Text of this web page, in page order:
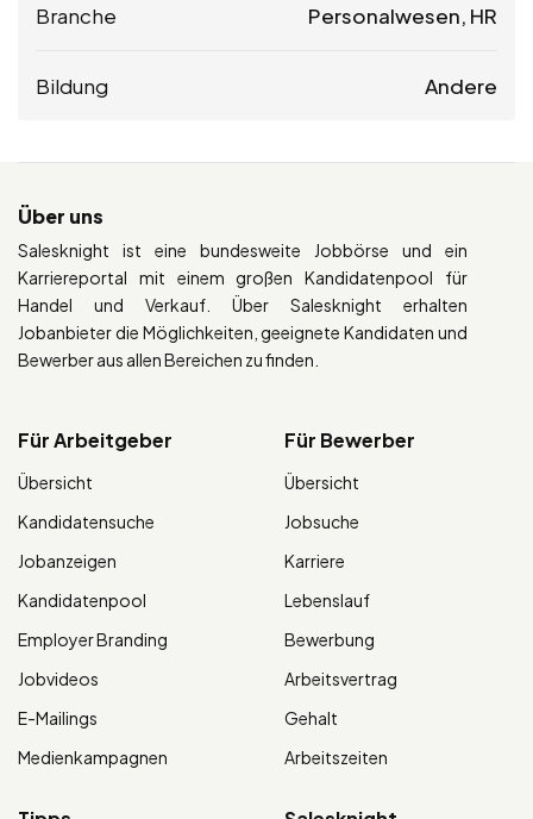
Branche Personalwesen, HR
Bildung Andere
Über uns
Salesknight ist eine bundesweite Jobbörse und ein
Karriereportal mit einem großen Kandidatenpool für
Handel und Verkauf. Über Salesknight erhalten
Jobanbieter die Möglichkeiten, geeignete Kandidaten und
Bewerber aus allen Bereichen zu finden.
Für Arbeitgeber
Übersicht
Kandidatensuche
Jobanzeigen
Kandidatenpool
Employer Branding
Jobvideos
E-Mailings
Medienkampagnen
Für Bewerber
Übersicht
Jobsuche
Karriere
Lebenslauf
Bewerbung
Arbeitsvertrag
Gehalt
Arbeitszeiten